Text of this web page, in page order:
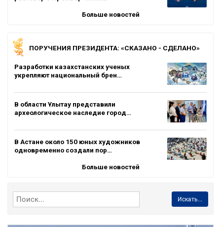
Больше новостей
ПОРУЧЕНИЯ ПРЕЗИДЕНТА: «СКАЗАНО - СДЕЛАНО»
Разработки казахстанских ученых
укрепляют национальный брен…
В области Ұлытау представили
археологическое наследие город…
В Астане около 150 юных художников
одновременно создали пор…
Больше новостей
Искать...